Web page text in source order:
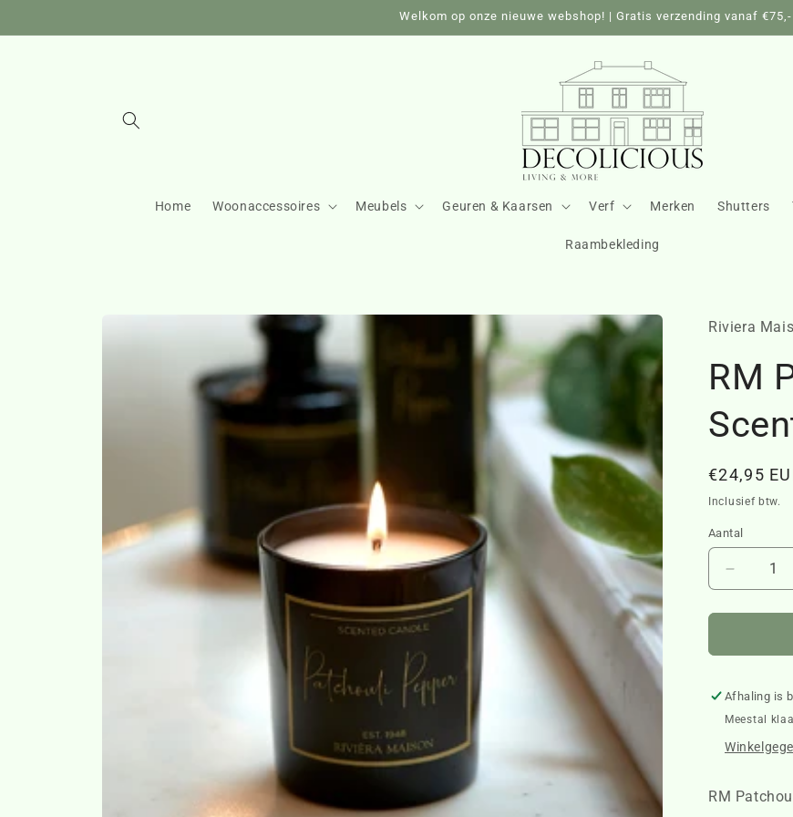
content
Welkom op onze nieuwe webshop! | Gratis verzending vanaf
Home Woonaccessoires Meubels Geuren & Kaarsen Verf Merken Shutters
Raambekleding
Riviera
RM
Normale
prijs
€24,95
Inclusief btw.
Aantal
Aantal
verlagen
voor
Scented
Candle
Afhaling is
Meestal
RM